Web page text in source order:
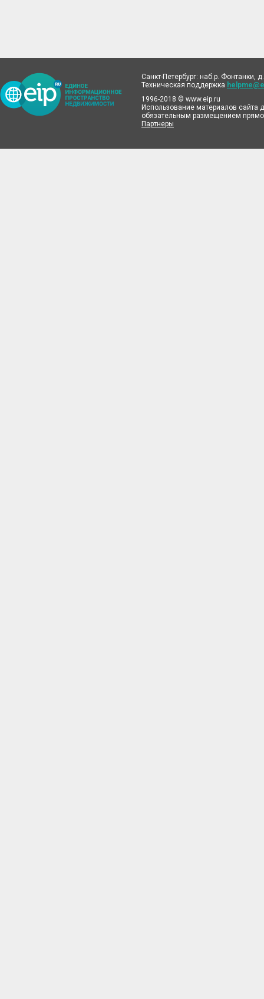
Санкт-Петербург: наб.р. Фонтанки,
Техническая поддержка
1996-2018 © www.eip.ru
Использование материалов сайта
обязательным размещением
Партнеры